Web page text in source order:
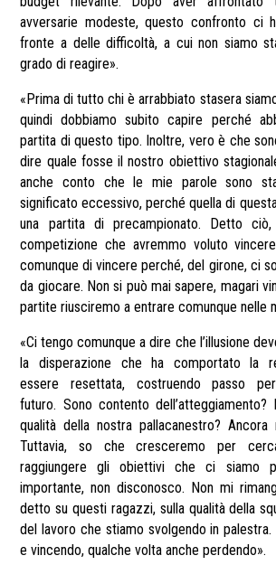
avversarie modeste, questo confronto ci
fronte a delle difficoltà, a cui non siamo
grado di reagire».
«Prima di tutto chi è arrabbiato stasera
quindi dobbiamo subito capire perché
partita di questo tipo. Inoltre, vero è che
dire quale fosse il nostro obiettivo
anche conto che le mie parole sono
significato eccessivo, perché quella di
una partita di precampionato. Detto
competizione che avremmo voluto
comunque di vincere perché, del girone, ci
da giocare. Non si può mai sapere, magari
partite riusciremo a entrare comunque nelle
«Ci tengo comunque a dire che l’illusione
la disperazione che ha comportato la
essere resettata, costruendo passo
futuro. Sono contento
qualità della nostra pallacanestro? Ancora
Tuttavia, so che cresceremo per
raggiungere gli obiettivi che ci siamo
importante, non disconosco. Non mi
detto su questi ragazzi, sulla qualità della
del lavoro che stiamo svolgendo in
e vincendo, qualche volta anche perdendo».